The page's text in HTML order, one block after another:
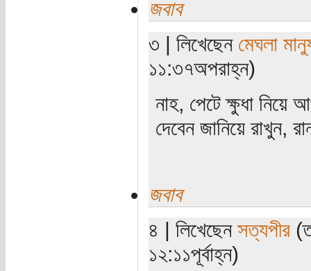
জবাব
৩ | লিখেছেন মেঘলা
১১:৩৭অপরাহ্ন)
নাহ, পেটে ক্ষুধা নিয়ে
দেবেন জানিয়ে রাখুন,
জবাব
৪ | লিখেছেন সত্যপীর
১২:১১পূর্বাহ্ন)